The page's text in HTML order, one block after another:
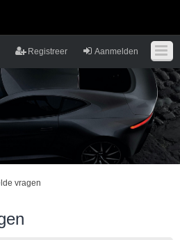
Aanmelden
Registreer
vragen